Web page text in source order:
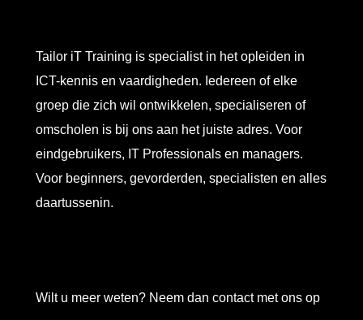
Wilt u meer weten? Neem dan contact met ons op
Tailor iT Training is specialist in het opleiden in
ICT-kennis en vaardigheden. Iedereen of elke
groep die zich wil ontwikkelen, specialiseren of
omscholen is bij ons aan het juiste adres. Voor
eindgebruikers, IT Professionals en managers.
Voor beginners, gevorderden, specialisten en alles
daartussenin.